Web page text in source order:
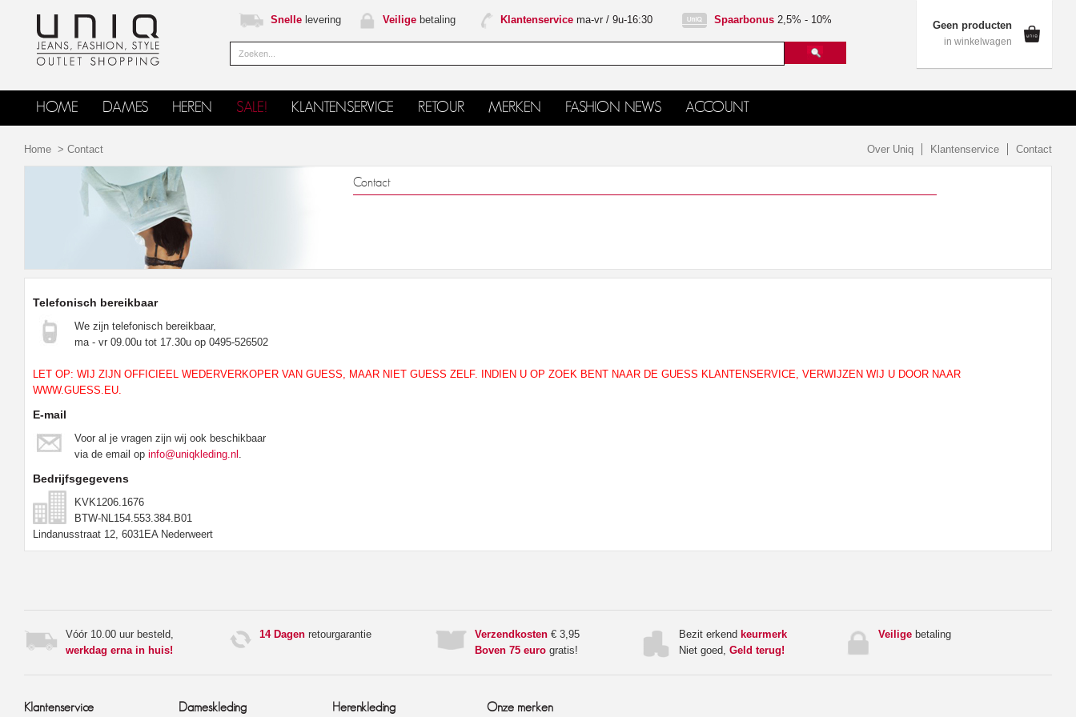
Snelle levering Veilige betaling Klantenservice ma-vr / 9u-16:30 Spaarbonus2,5% - 10% Geen producten
in winkelwagen
HOME DAMES HEREN SALE! KLANTENSERVICE RETOUR MERKEN FASHION NEWS ACCOUNT
Home > Contact Over Uniq Klantenservice Contact
Contact
Telefonisch bereikbaar
We zijn telefonisch bereikbaar,
ma - vr 09.00u tot 17.30u op 0495-526502
LET OP: WIJ ZIJN OFFICIEEL WEDERVERKOPER VAN GUESS, MAAR NIET GUESS ZELF. INDIEN U OP ZOEK BENT NAAR DE GUESS KLANTENSERVICE, VERWIJZEN WIJ U DOOR NAAR
WWW.GUESS.EU.
E-mail
Voor al je vragen zijn wij ook beschikbaar
via de email op info@uniqkleding.nl .
Bedrijfsgegevens
KVK1206.1676
BTW-NL154.553.384.B01
Lindanusstraat 12, 6031EA Nederweert
Vóór 10.00 uur besteld,
werkdag erna in huis!
14 Dagenretourgarantie Verzendkosten€ 3,95
Boven 75 eurogratis!
Bezit erkend keurmerk
Niet goed,Geld terug!
Veilige betaling
Klantenservice Dameskleding Herenkleding Onze merken